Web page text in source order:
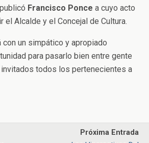
Francisco Ponce a cuyo acto
el Alcalde y el Concejal de Cultura.
con un simpático y apropiado
para pasarlo bien entre gente
invitados todos los pertenecientes a
Próxima Entrada